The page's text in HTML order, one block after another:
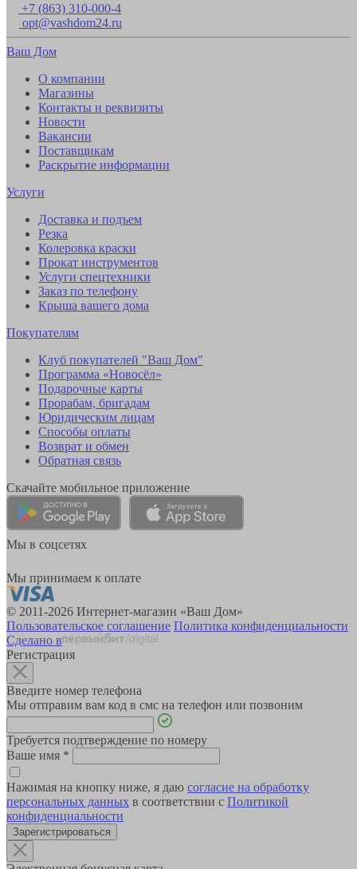
+7 (863) 310-000-4
opt@vashdom24.ru
Ваш Дом
О компании
Магазины
Контакты и реквизиты
Новости
Вакансии
Поставщикам
Раскрытие информации
Услуги
Доставка и подъем
Резка
Колеровка краски
Прокат инструментов
Услуги спецтехники
Заказ по телефону
Крыша вашего дома
Покупателям
Клуб покупателей "Ваш Дом"
Программа «Новосёл»
Подарочные карты
Прорабам, бригадам
Юридическим лицам
Способы оплаты
Возврат и обмен
Обратная связь
Скачайте мобильное приложение
Мы в соцсетях
Мы принимаем к оплате
© 2011-2026 Интернет-магазин «Ваш Дом»
Пользовательское соглашение Политика конфиденциальности
Сделано в
Регистрация
Введите номер телефона
Мы отправим вам код в смс на телефон или позвоним
Требуется подтверждение по номеру
Ваше имя *
Нажимая на кнопку ниже, я даю согласие на обработку
персональных данных в соответствии с Политикой
конфиденциальности
Зарегистрироваться